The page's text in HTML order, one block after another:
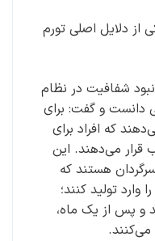
از دلایل اصلی تورم
شفافیت در نظام
دانست و گفت: برای
که افراد برای
قرار می‌دهند. این
هستند که
وارد تولید کنند؛
و پس از یک ماه،
می‌کنند.